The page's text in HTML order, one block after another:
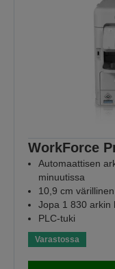
WorkForce
Automaattisen
minuutissa
10,9 cm
Jopa 1 830 arkin
PLC-tuki
Varastossa